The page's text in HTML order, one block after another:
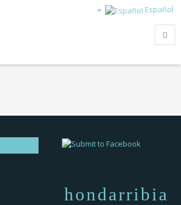
Español
hondarribia